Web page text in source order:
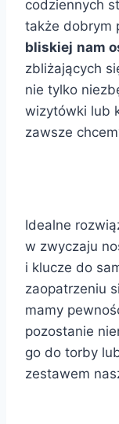
codziennych
także dobrym
bliskiej nam
zbliżających
nie tylko
wizytówki lub
zawsze
Idealne
w zwyczaju
i klucze do
zaopatrzeniu
mamy
pozostanie
go do torby
zestawem